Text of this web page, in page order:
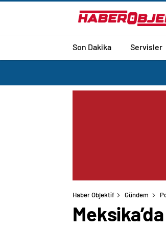
Son Dakika Servisler
Haber Objektif Gündem